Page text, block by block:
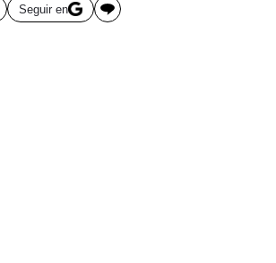
Seguir en